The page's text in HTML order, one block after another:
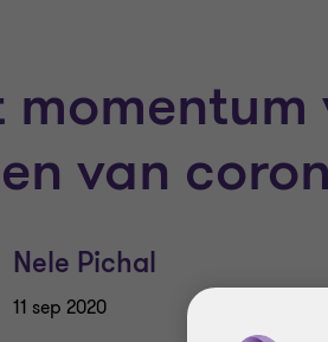
van
Nele Pichal
11 sep 2020